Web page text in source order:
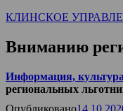
КЛИНСКОЕ
Вниманию
Информация,
региональных
Опубликовано